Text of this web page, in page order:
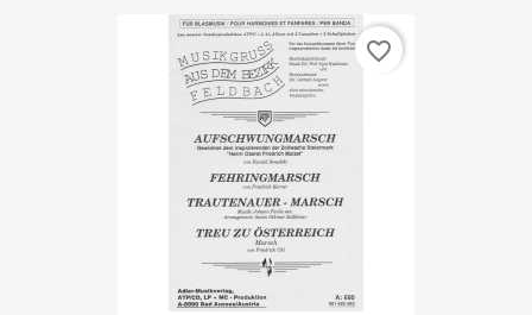
favorite_border